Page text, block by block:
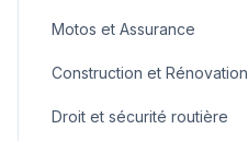
Motos et Assurance
Construction et Rénovation
Droit et sécurité routière